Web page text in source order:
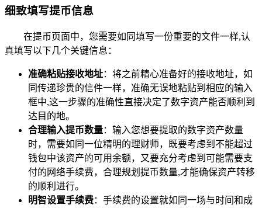
细致填写提币信息
在提币页面中，您需要如同填写一份重要的文件一样,认
真填写以下几个关键信息：
准确粘贴接收地址：将之前精心准备好的接收地址，如
同传递珍贵的信件一样，准确无误地粘贴到相应的输入
框中,这一步骤的准确性直接决定了数字资产能否顺利到
达目的地。
合理输入提币数量：输入您想要提取的数字资产数量
时，需要如同一位精明的理财师，既要考虑到不能超过
钱包中该资产的可用余额，又要充分考虑到可能需要支
付的网络手续费，合理规划提币数量,才能确保资产转移
的顺利进行。
明智设置手续费：手续费的设置就如同一场与时间和成